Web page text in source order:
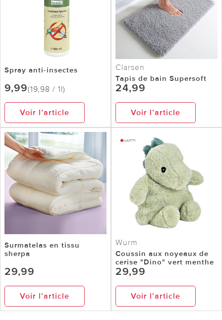
Spray anti-insectes
9,99(19,98 / 1l)
Voir l’article
Clarsen
Tapis de bain Supersoft
24,99
Voir l’article
Surmatelas en tissu
sherpa
29,99
Voir l’article
Wurm
Coussin aux noyeaux de
cerise "Dino" vert menthe
29,99
Voir l’article